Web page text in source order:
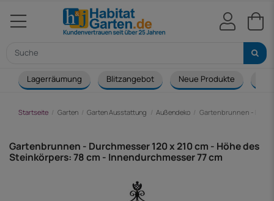
Lagerräumung Blitzangebot Neue Produkte
Startseite Garten Garten Ausstattung Außendeko Gartenbrunnen -
Gartenbrunnen - Durchmesser 120 x 210 cm - Höhe des
Steinkörpers: 78 cm - Innendurchmesser 77 cm